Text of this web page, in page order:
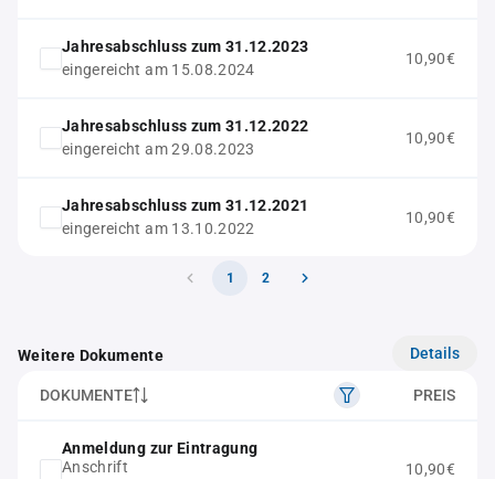
Jahresabschluss zum 31.12.2023
eingereicht am 15.08.2024
10,90€
Jahresabschluss zum 31.12.2022
eingereicht am 29.08.2023
10,90€
Jahresabschluss zum 31.12.2021
eingereicht am 13.10.2022
10,90€
1 2
Weitere Dokumente Details
DOKUMENTE PREIS
Anmeldung zur Eintragung
Anschrift
10,90€